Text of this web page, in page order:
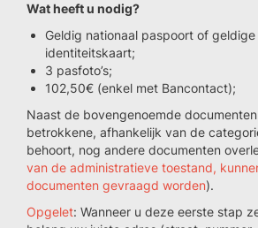
Wat heeft u nodig?
Geldig nationaal paspoort of geldige
identiteitskaart;
3 pasfoto’s;
102,50€ (enkel met Bancontact);
Naast de bovengenoemde
betrokkene, afhankelijk van de
behoort, nog andere documenten
van de administratieve toestand,
documenten gevraagd worden).
Opgelet: Wanneer u deze eerste stap